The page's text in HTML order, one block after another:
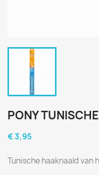
PONY
€ 3,95
Tunische haaknaald van